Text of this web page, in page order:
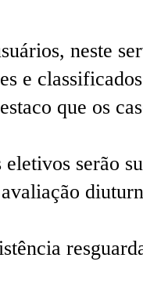
neste
e
que os
serão